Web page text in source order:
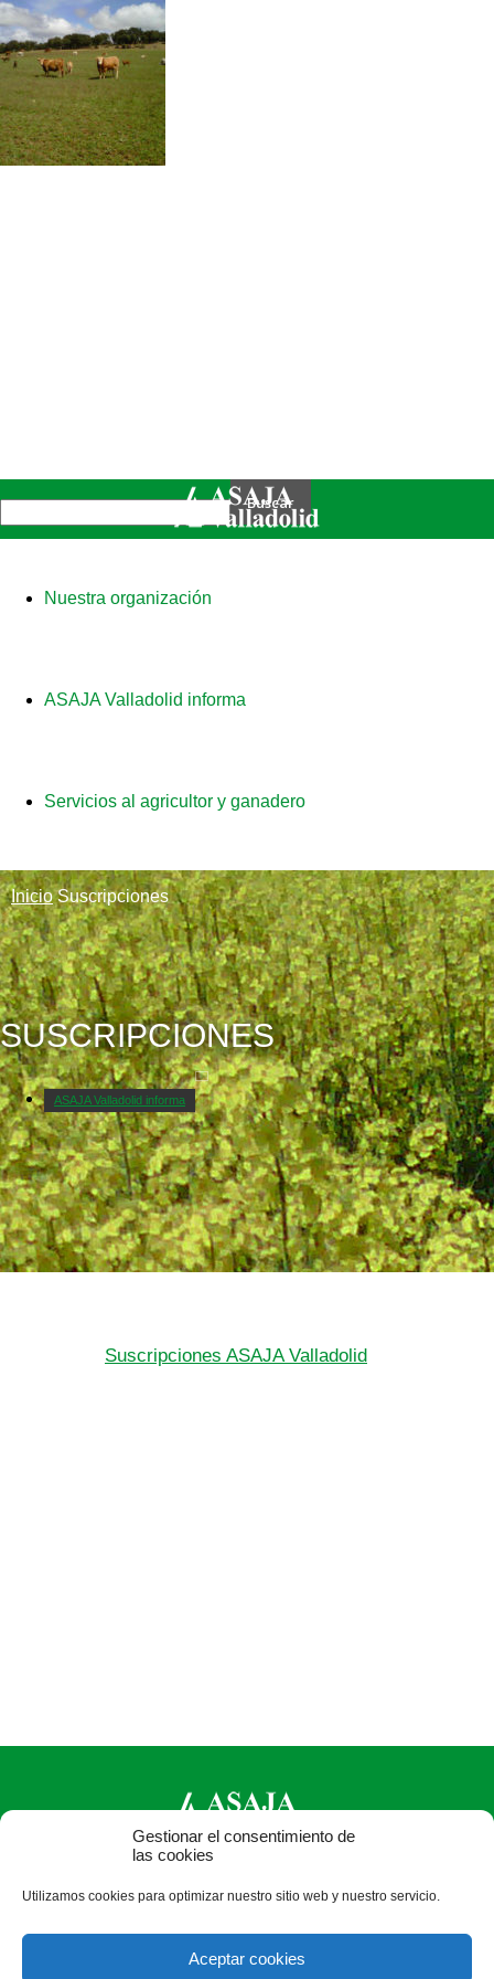
Gestionar el consentimiento de
las cookies
Utilizamos cookies para optimizar nuestro sitio web y nuestro servicio.
Aceptar cookies
Nuestra organización
ASAJA Valladolid informa
Servicios al agricultor y ganadero
Inicio Suscripciones
SUSCRIPCIONES
ASAJA Valladolid informa
Suscripciones ASAJA Valladolid
+34 983 203 371 · Fax: +34 983 391 511 ·
asajavalladolid@asajavalladolid.com